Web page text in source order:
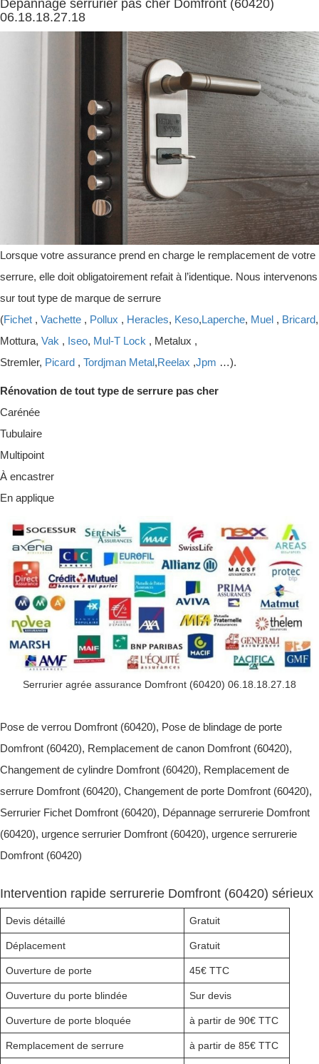
Dépannage serrurier pas cher Domfront (60420)
06.18.18.27.18
Lorsque votre assurance prend en charge le remplacement de votre
serrure, elle doit obligatoirement refait à l’identique. Nous intervenons
sur tout type de marque de serrure
(Fichet , Vachette , Pollux , Heracles, Keso,Laperche, Muel , Bricard,
Mottura, Vak , Iseo, Mul-T Lock , Metalux ,
Stremler, Picard , Tordjman Metal,Reelax ,Jpm …).
Rénovation de tout type de serrure pas cher
Carénée
Tubulaire
Multipoint
À encastrer
En applique
Serrurier agrée assurance Domfront (60420) 06.18.18.27.18
Pose de verrou Domfront (60420), Pose de blindage de porte
Domfront (60420), Remplacement de canon Domfront (60420),
Changement de cylindre Domfront (60420), Remplacement de
serrure Domfront (60420), Changement de porte Domfront (60420),
Serrurier Fichet Domfront (60420), Dépannage serrurerie Domfront
(60420), urgence serrurier Domfront (60420), urgence serrurerie
Domfront (60420)
Intervention rapide serrurerie Domfront (60420) sérieux
Devis détaillé Gratuit
Déplacement Gratuit
Ouverture de porte 45€ TTC
Ouverture du porte blindée Sur devis
Ouverture de porte bloquée à partir de 90€ TTC
Remplacement de serrure à partir de 85€ TTC